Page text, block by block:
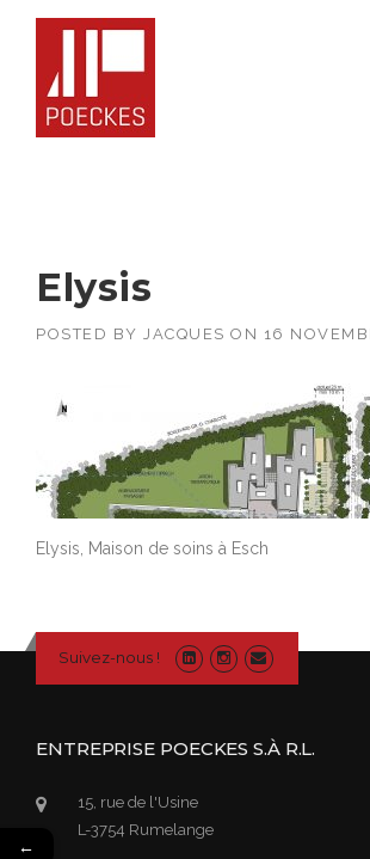
Elysis
POSTED BY JACQUES ON 16
Elysis, Maison de soins à Esch
Suivez-nous !
ENTREPRISE POECKES S.À R.L.
15, rue de l'Usine
L-3754 Rumelange
←